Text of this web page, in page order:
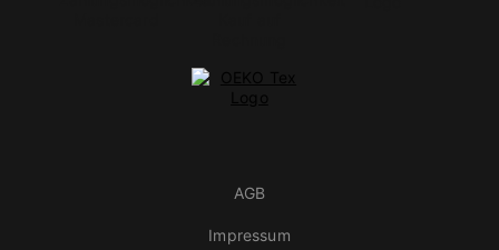
AGB
Impressum